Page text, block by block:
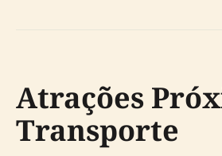
Atrações
Transporte